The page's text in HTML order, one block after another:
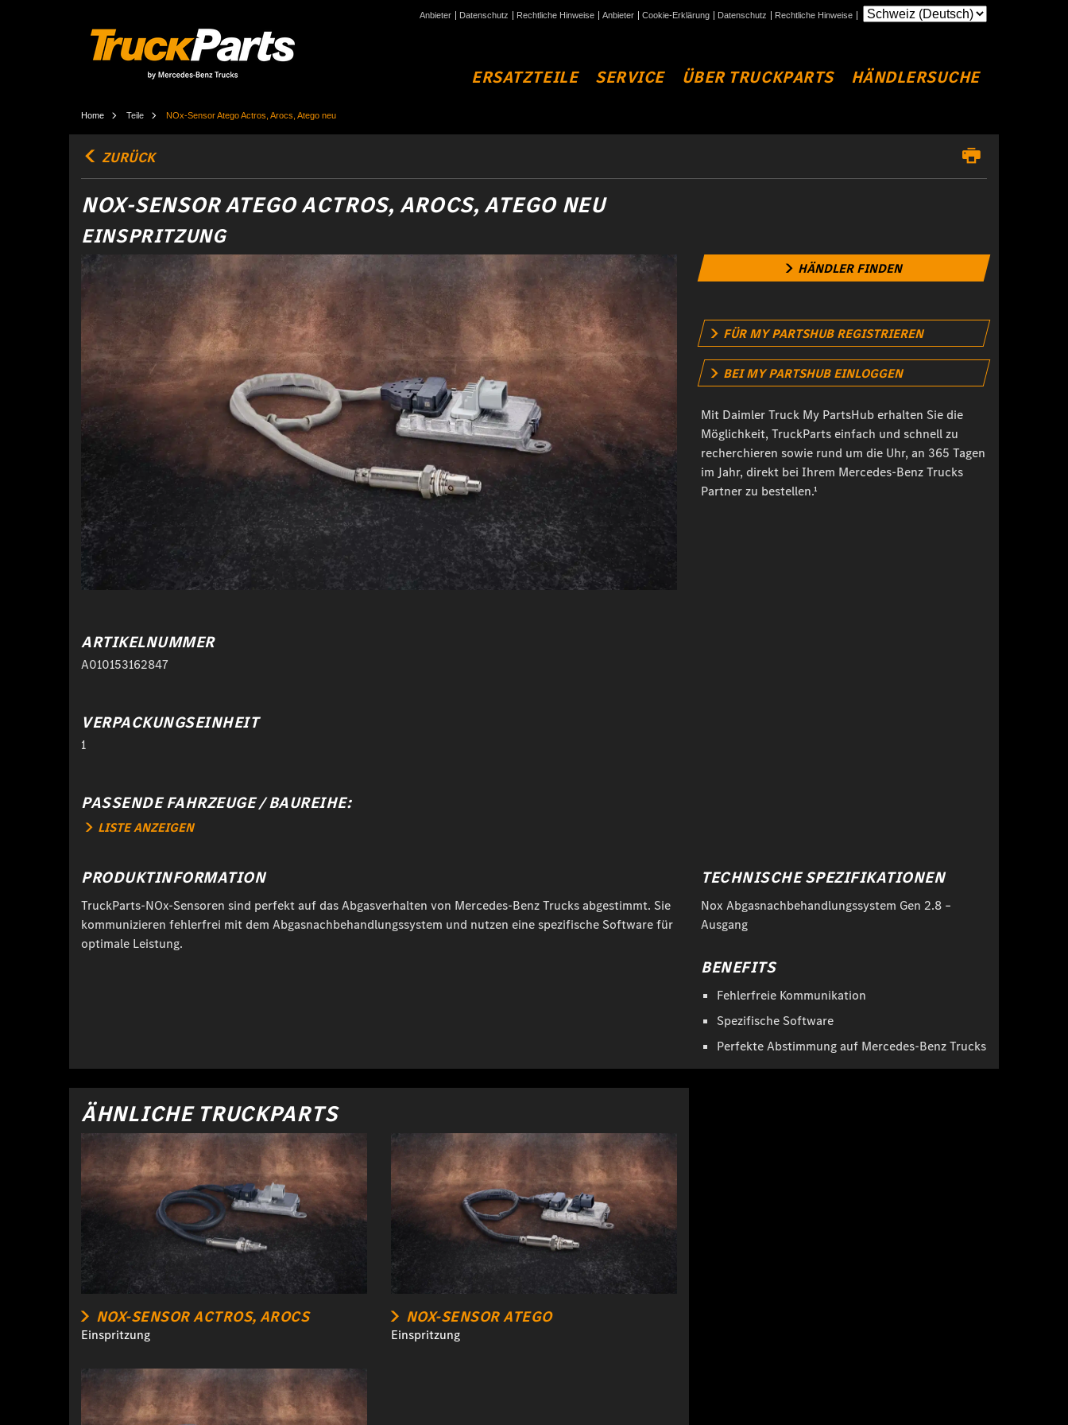
Anbieter Datenschutz Rechtliche Hinweise Anbieter Cookie-Erklärung Datenschutz Rechtliche Hinweise
ERSATZTEILE SERVICE ÜBER TRUCKPARTS HÄNDLERSUCHE
Home Teile NOx-Sensor Atego Actros, Arocs, Atego neu
ZURÜCK
NOX-SENSOR ATEGO ACTROS, AROCS, ATEGO NEU
EINSPRITZUNG
HÄNDLER FINDEN
FÜR MY PARTSHUB REGISTRIEREN
BEI MY PARTSHUB EINLOGGEN
Mit Daimler Truck My PartsHub erhalten Sie die
Möglichkeit, TruckParts einfach und schnell zu
recherchieren sowie rund um die Uhr, an 365 Tagen
im Jahr, direkt bei Ihrem Mercedes-Benz Trucks
Partner zu bestellen.¹
ARTIKELNUMMER
A010153162847
VERPACKUNGSEINHEIT
1
PASSENDE FAHRZEUGE / BAUREIHE:
LISTE ANZEIGEN
PRODUKTINFORMATION
TruckParts-NOx-Sensoren sind perfekt auf das Abgasverhalten von Mercedes-Benz Trucks abgestimmt. Sie
kommunizieren fehlerfrei mit dem Abgasnachbehandlungssystem und nutzen eine spezifische Software für
optimale Leistung.
TECHNISCHE SPEZIFIKATIONEN
Nox Abgasnachbehandlungssystem Gen 2.8 –
Ausgang
BENEFITS
Fehlerfreie Kommunikation
Spezifische Software
Perfekte Abstimmung auf Mercedes-Benz Trucks
ÄHNLICHE TRUCKPARTS
NOX-SENSOR ACTROS, AROCS
Einspritzung
NOX-SENSOR ATEGO
Einspritzung